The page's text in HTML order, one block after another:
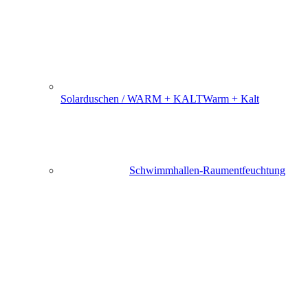
Solarduschen / WARM + KALTWarm + Kalt
Schwimmhallen-Raumentfeuchtung